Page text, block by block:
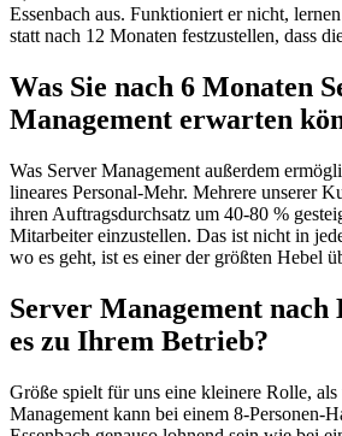
Essenbach aus. Funktioniert er nicht,
statt nach 12 Monaten festzustellen, dass
Was Sie nach 6 Monaten
Management erwarten
Was Server Management außerdem
lineares Personal-Mehr. Mehrere unserer
ihren Auftragsdurchsatz um 40-80 %
Mitarbeiter einzustellen. Das ist nicht in
wo es geht, ist es einer der größten Hebel
Server Management nach
es zu Ihrem Betrieb?
Größe spielt für uns eine kleinere Rolle,
Management kann bei einem 8-Personen-